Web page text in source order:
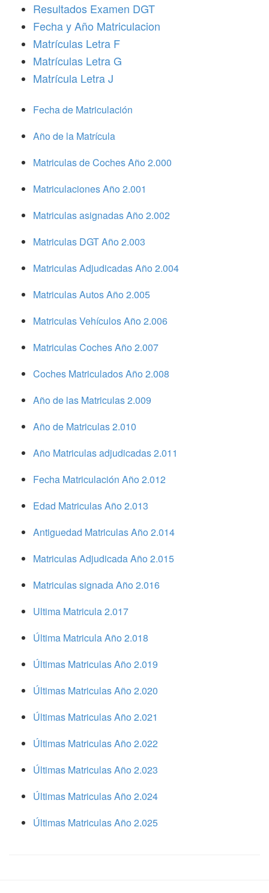
Resultados Examen DGT
Fecha y Año Matriculacion
Matrículas Letra F
Matrículas Letra G
Matrícula Letra J
Fecha de Matriculación
Año de la Matrícula
Matriculas de Coches Año 2.000
Matriculaciones Año 2.001
Matriculas asignadas Año 2.002
Matriculas DGT Año 2.003
Matriculas Adjudicadas Año 2.004
Matriculas Autos Año 2.005
Matriculas Vehículos Año 2.006
Matriculas Coches Año 2.007
Coches Matriculados Año 2.008
Año de las Matriculas 2.009
Año de Matriculas 2.010
Año Matriculas adjudicadas 2.011
Fecha Matriculación Año 2.012
Edad Matriculas Año 2.013
Antiguedad Matriculas Año 2.014
Matriculas Adjudicada Año 2.015
Matriculas signada Año 2.016
Ultima Matricula 2.017
Última Matricula Año 2.018
Últimas Matriculas Año 2.019
Últimas Matriculas Año 2.020
Últimas Matriculas Año 2.021
Últimas Matriculas Año 2.022
Últimas Matriculas Año 2.023
Últimas Matriculas Año 2.024
Últimas Matriculas Año 2.025